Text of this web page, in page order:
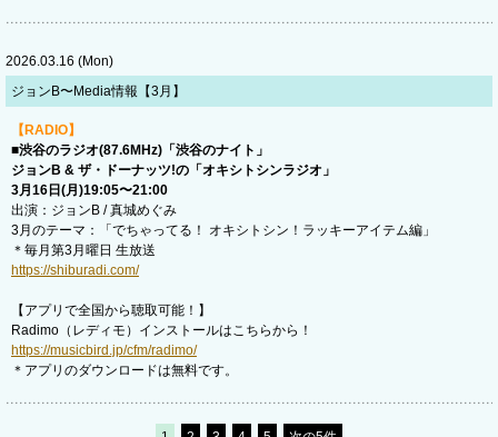
2026.03.16 (Mon)
ジョンB〜Media情報【3月】
【RADIO】
■渋谷のラジオ(87.6MHz)「渋谷のナイト」
ジョンB & ザ・ドーナッツ!の「オキシトシンラジオ」
3月16日(月)19:05〜21:00
出演：ジョンB / 真城めぐみ
3月のテーマ：「でちゃってる！ オキシトシン！ラッキーアイテム編」
＊毎月第3月曜日 生放送
https://shiburadi.com/
【アプリで全国から聴取可能！】
Radimo（レディモ）インストールはこちらから！
https://musicbird.jp/cfm/radimo/
＊アプリのダウンロードは無料です。